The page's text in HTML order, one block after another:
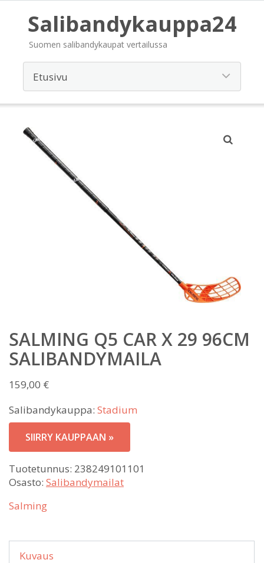
Salibandykauppa24
Suomen salibandykaupat vertailussa
SALMING Q5 CAR X 29 96CM
SALIBANDYMAILA
159,00 €
Salibandykauppa: Stadium
SIIRRY KAUPPAAN »
Tuotetunnus: 238249101101
Osasto: Salibandymailat
Salming
Kuvaus